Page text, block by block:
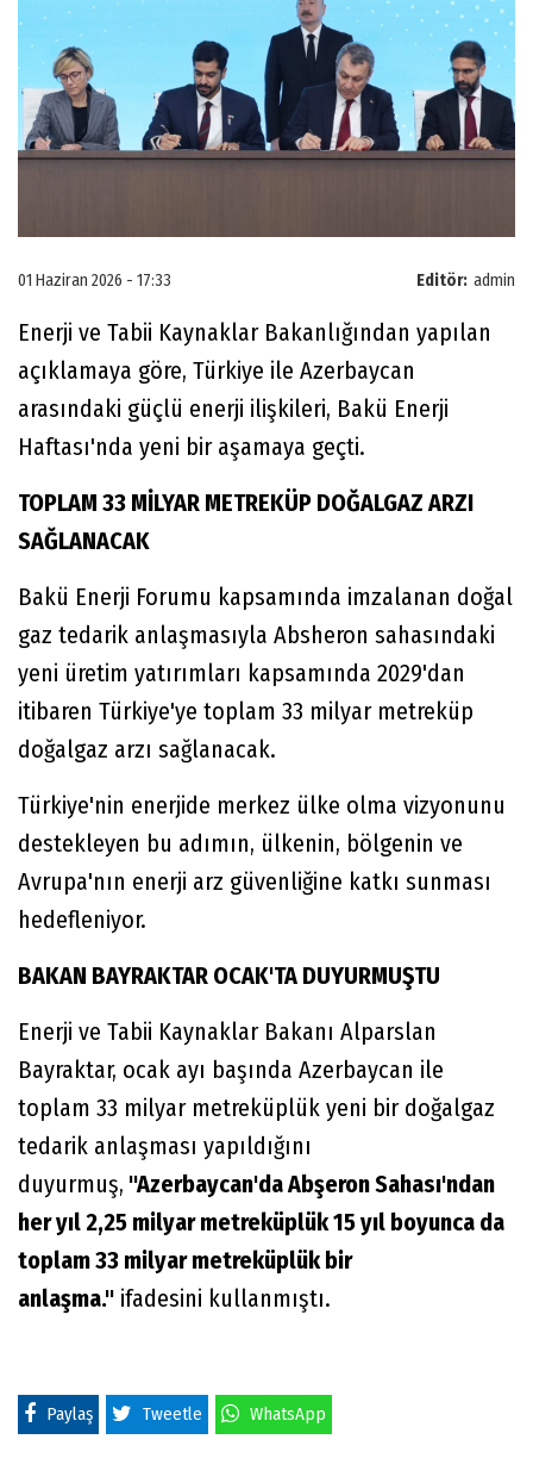
Editör: admin
01 Haziran 2026 - 17:33
Enerji ve Tabii Kaynaklar Bakanlığından yapılan
açıklamaya göre, Türkiye ile Azerbaycan
arasındaki güçlü enerji ilişkileri, Bakü Enerji
Haftası'nda yeni bir aşamaya geçti.
TOPLAM 33 MİLYAR METREKÜP DOĞALGAZ ARZI
SAĞLANACAK
Bakü Enerji Forumu kapsamında imzalanan doğal
gaz tedarik anlaşmasıyla Absheron sahasındaki
yeni üretim yatırımları kapsamında 2029'dan
itibaren Türkiye'ye toplam 33 milyar metreküp
doğalgaz arzı sağlanacak.
Türkiye'nin enerjide merkez ülke olma vizyonunu
destekleyen bu adımın, ülkenin, bölgenin ve
Avrupa'nın enerji arz güvenliğine katkı sunması
hedefleniyor.
BAKAN BAYRAKTAR OCAK'TA DUYURMUŞTU
Enerji ve Tabii Kaynaklar Bakanı Alparslan
Bayraktar, ocak ayı başında Azerbaycan ile
toplam 33 milyar metreküplük yeni bir doğalgaz
tedarik anlaşması yapıldığını
duyurmuş, "Azerbaycan'da Abşeron Sahası'ndan
her yıl 2,25 milyar metreküplük 15 yıl boyunca da
toplam 33 milyar metreküplük bir
anlaşma." ifadesini kullanmıştı.
Paylaş Tweetle WhatsApp